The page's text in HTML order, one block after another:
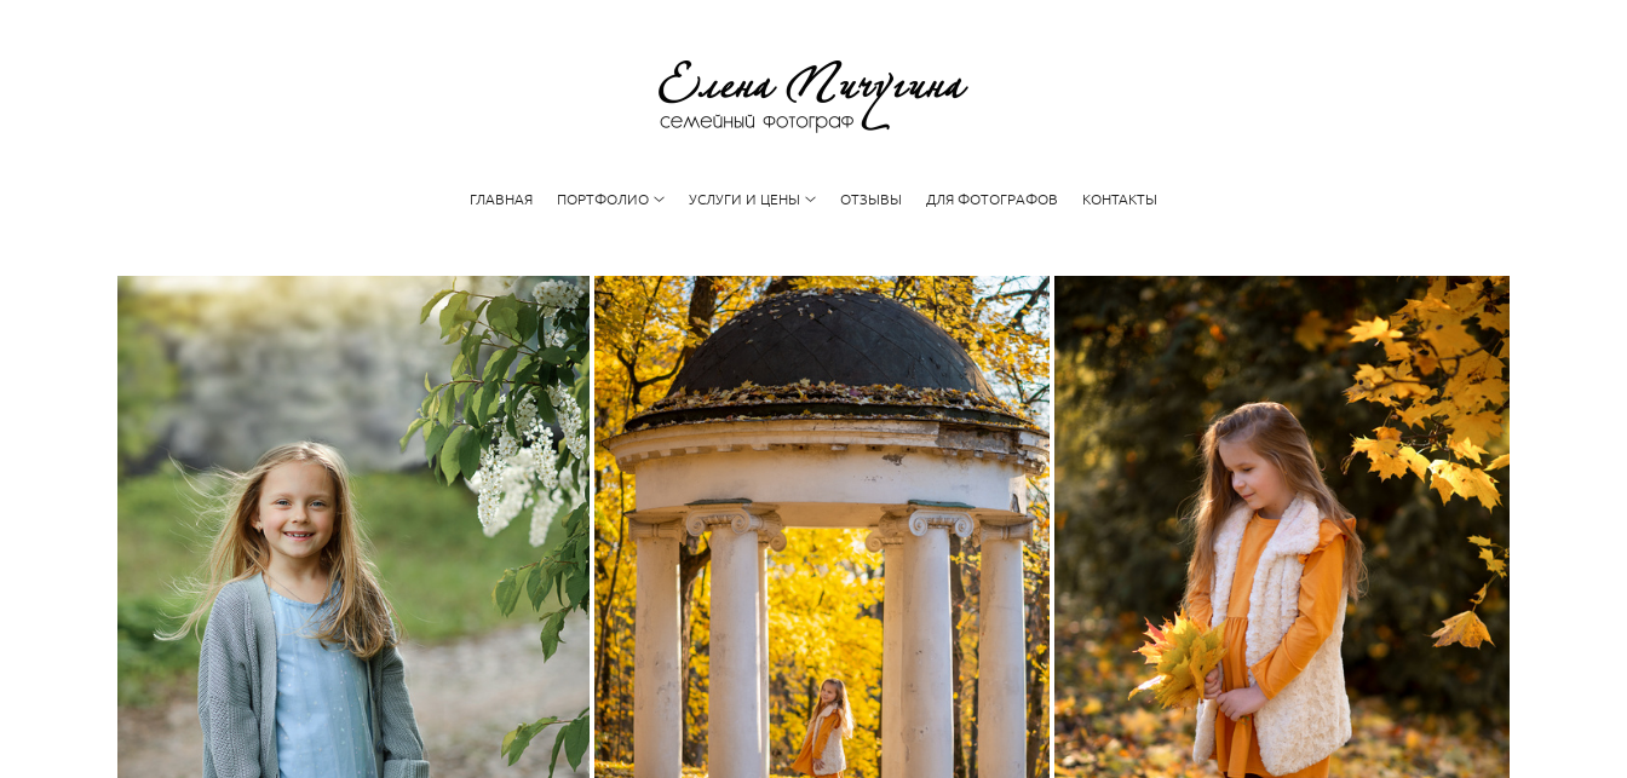
ГЛАВНАЯ ПОРТФОЛИО УСЛУГИ И ЦЕНЫ ОТЗЫВЫ ДЛЯ ФОТОГРАФОВ КОНТАКТЫ